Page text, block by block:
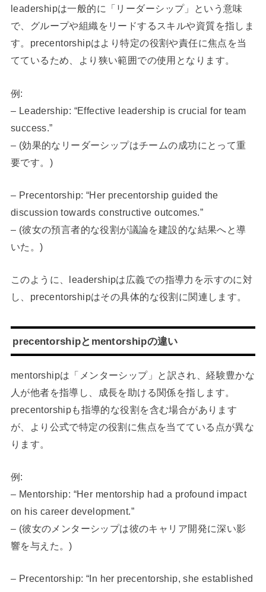
leadershipは一般的に「リーダーシップ」という意味
で、グループや組織をリードするスキルや資質を指しま
す。precentorshipはより特定の役割や責任に焦点を当
てているため、より狭い範囲での使用となります。
例:
– Leadership: “Effective leadership is crucial for team
success.”
– (効果的なリーダーシップはチームの成功にとって重
要です。)
– Precentorship: “Her precentorship guided the
discussion towards constructive outcomes.”
– (彼女の預言者的な役割が議論を建設的な結果へと導
いた。)
このように、leadershipは広義での指導力を示すのに対
し、precentorshipはその具体的な役割に関連します。
precentorshipとmentorshipの違い
mentorshipは「メンターシップ」と訳され、経験豊かな
人が他者を指導し、成長を助ける関係を指します。
precentorshipも指導的な役割を含む場合があります
が、より公式で特定の役割に焦点を当てている点が異な
ります。
例:
– Mentorship: “Her mentorship had a profound impact
on his career development.”
– (彼女のメンターシップは彼のキャリア開発に深い影
響を与えた。)
– Precentorship: “In her precentorship, she established